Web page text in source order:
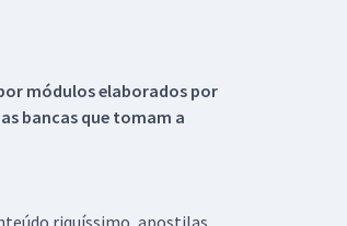
módulos elaborados por
bancas que tomam a